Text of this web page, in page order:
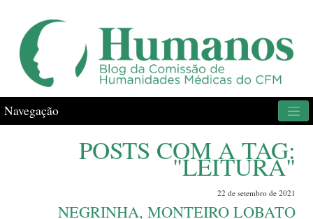
Navegação
POSTS COM A TAG:
"LEITURA"
22 de setembro de 2021
NEGRINHA, MONTEIRO LOBATO